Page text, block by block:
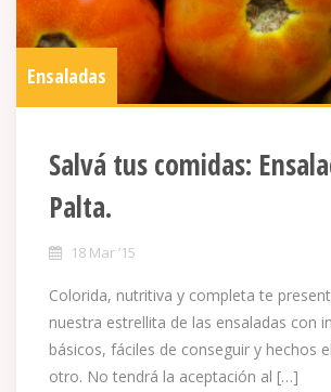
Ensaladas
Salvá tus comidas:
Palta.
18 Mar ’15
Colorida, nutritiva y completa te
nuestra estrellita de las ensaladas con
básicos, fáciles de conseguir y hechos
otro. No tendrá la aceptación al […]